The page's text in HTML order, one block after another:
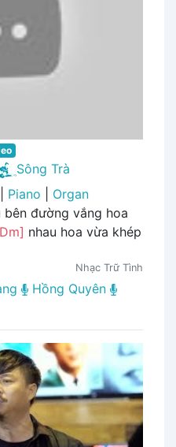
Sông Trà
Piano
Organ
bên đường vắng hoa
nhau hoa vừa khép
Nhạc Trữ Tình
Hồng Quyên